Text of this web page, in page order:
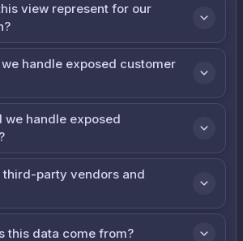
view represent for our
handle exposed customer
we handle exposed
third-party vendors and
this data come from?